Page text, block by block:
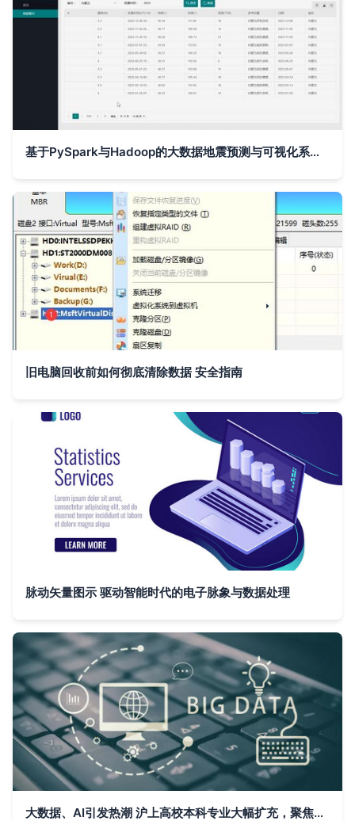
基于PySpark与Hadoop的大数据地震预测与可视化系统研究与实践
旧电脑回收前如何彻底清除数据 安全指南
脉动矢量图示 驱动智能时代的电子脉象与数据处理
大数据、AI引发热潮 沪上高校本科专业大幅扩充，聚焦数据科学与分析